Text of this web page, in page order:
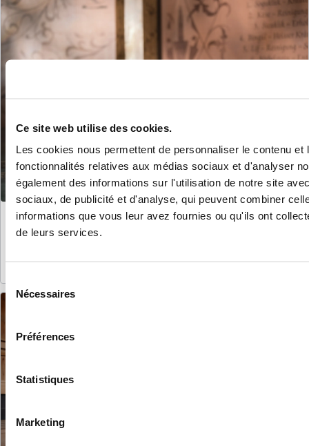
Ce site web utilise des cookies.
Les cookies nous permettent de personnaliser le contenu
fonctionnalités relatives aux médias sociaux et d'analyser
également des informations sur l'utilisation de notre site
sociaux, de publicité et d'analyse, qui peuvent combiner
informations que vous leur avez fournies ou qu'ils ont
de leurs services.
du Nécessaires
Préférences
Statistiques
Marketing
Hammam Bern
Un bain de rêve tiré des « 1001 nuits », une expérience sensorielle
orientale enivrante